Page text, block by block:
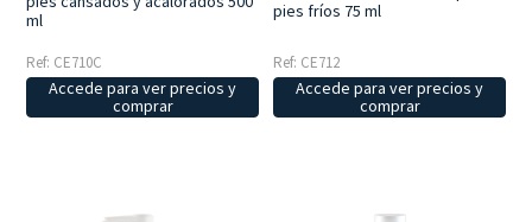
ml
Ref: CE710C
Accede para ver precios y
comprar
pies fríos 75 ml
Ref: CE712
Accede para ver precios y
comprar